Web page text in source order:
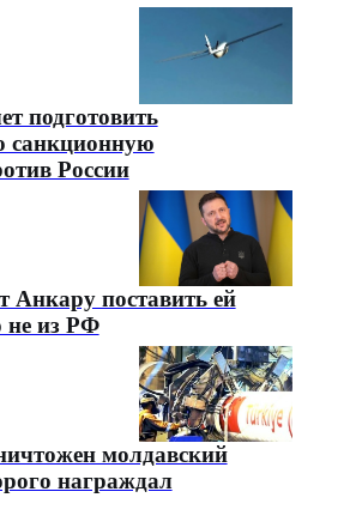
подготовить
санкционную
России
Анкару поставить ей
не из РФ
молдавский
награждал